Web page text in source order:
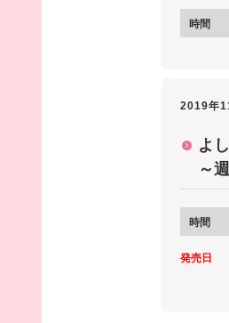
時間
2019年
よ
～
時間
発売日